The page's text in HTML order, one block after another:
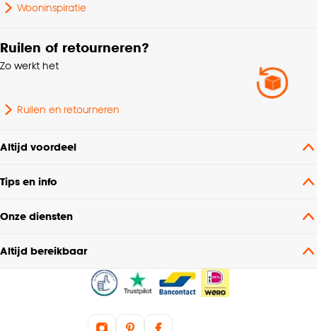
Wooninspiratie
Ruilen of retourneren?
Zo werkt het
Ruilen en retourneren
Altijd voordeel
Tips en info
Onze diensten
Altijd bereikbaar